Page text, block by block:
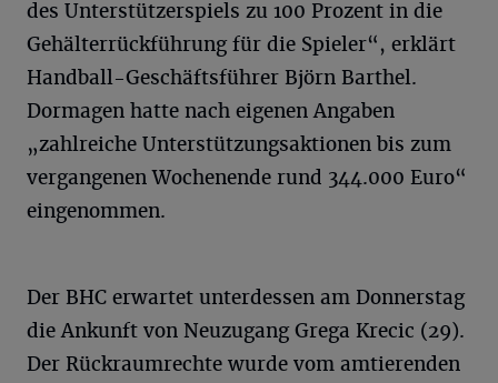
des Unterstützerspiels zu 100 Prozent in die
Gehälterrückführung für die Spieler“, erklärt
Handball-Geschäftsführer Björn Barthel.
Dormagen hatte nach eigenen Angaben
„zahlreiche Unterstützungsaktionen bis zum
vergangenen Wochenende rund 344.000 Euro“
eingenommen.
Der BHC erwartet unterdessen am Donnerstag
die Ankunft von Neuzugang Grega Krecic (29).
Der Rückraumrechte wurde vom amtierenden